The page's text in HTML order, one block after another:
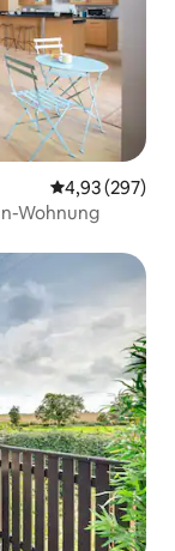
4,93 (297)
Wohnung